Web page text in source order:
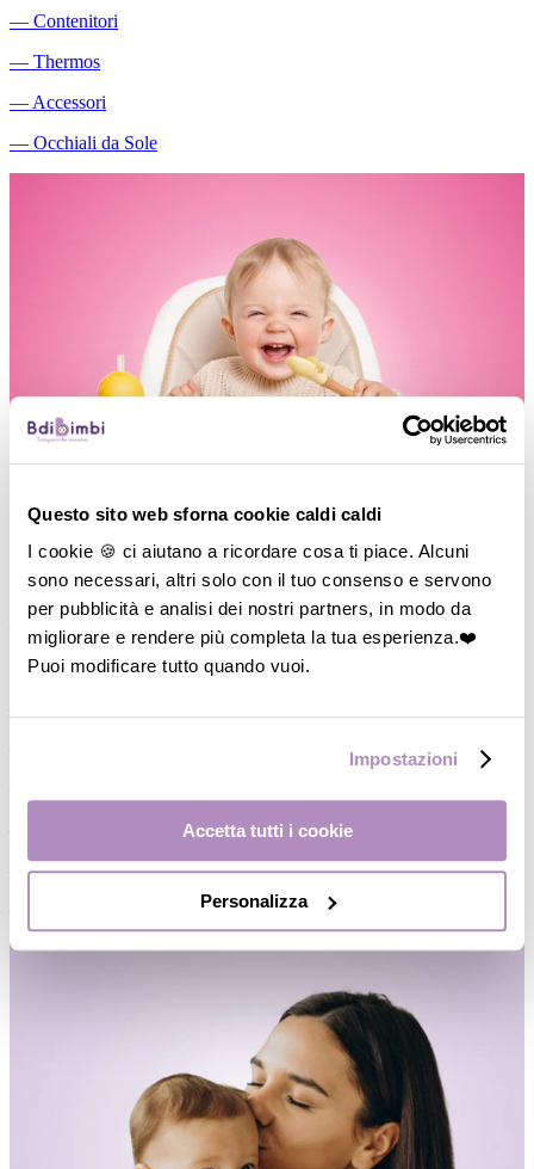
Questo sito web sforna cookie caldi caldi
I cookie 🍪 ci aiutano a ricordare cosa ti piace. Alcuni
sono necessari, altri solo con il tuo consenso e servono
per pubblicità e analisi dei nostri partners, in modo da
migliorare e rendere più completa la tua esperienza.❤️
Puoi modificare tutto quando vuoi.
Impostazioni
Accetta tutti i cookie
Personalizza
― Contenitori
― Thermos
― Accessori
― Occhiali da Sole
Vedi tutto
Mdi Mamma
Fasce Pre/Post partum
―Slip a rete/Assorbenti
Reggiseni gravidanza/Allattamento